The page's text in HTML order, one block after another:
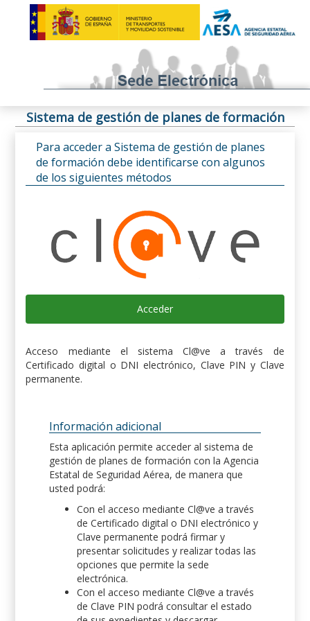
Sistema de gestión de planes de formación
Para acceder a Sistema de gestión de planes
de formación debe identificarse con algunos
de los siguientes métodos
Acceder
Acceso mediante el sistema Cl@ve a través de
Certificado digital o DNI electrónico, Clave PIN y Clave
permanente.
Información adicional
Esta aplicación permite acceder al sistema de
gestión de planes de formación con la Agencia
Estatal de Seguridad Aérea, de manera que
usted podrá:
Con el acceso mediante Cl@ve a través
de Certificado digital o DNI electrónico y
Clave permanente podrá firmar y
presentar solicitudes y realizar todas las
opciones que permite la sede
electrónica.
Con el acceso mediante Cl@ve a través
de Clave PIN podrá consultar el estado